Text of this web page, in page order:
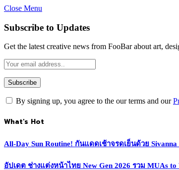
Close Menu
Subscribe to Updates
Get the latest creative news from FooBar about art,
By signing up, you agree to the our terms and our
What's Hot
All-Day Sun Routine! กันแดดเช้าจรดเย็นด้วย
อัปเดต ช่างแต่งหน้าไทย New Gen 2026 รวม MUAs